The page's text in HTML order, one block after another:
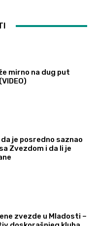
mirno na dug put
je posredno saznao
Zvezdom i da li je
zvezde u Mladosti –